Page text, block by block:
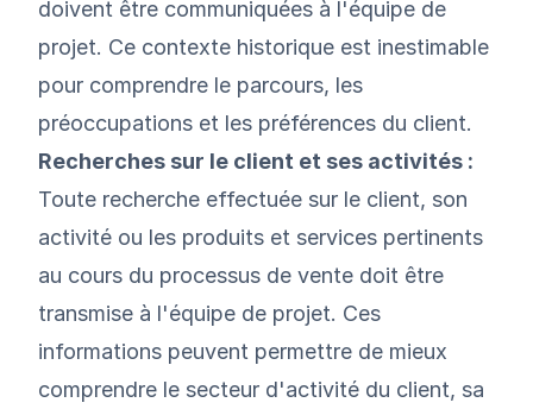
doivent être communiquées à l'équipe de
projet. Ce contexte historique est inestimable
pour comprendre le parcours, les
préoccupations et les préférences du client.
Recherches sur le client et ses activités :
Toute recherche effectuée sur le client, son
activité ou les produits et services pertinents
au cours du processus de vente doit être
transmise à l'équipe de projet. Ces
informations peuvent permettre de mieux
comprendre le secteur d'activité du client, sa